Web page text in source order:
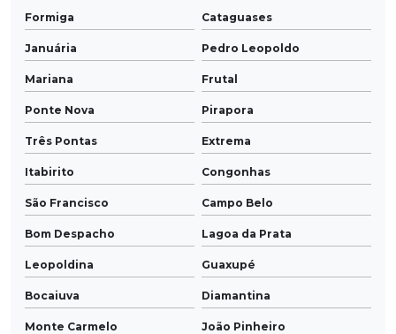
Formiga Cataguases
Januária Pedro Leopoldo
Mariana Frutal
Ponte Nova Pirapora
Três Pontas Extrema
Itabirito Congonhas
São Francisco Campo Belo
Bom Despacho Lagoa da Prata
Leopoldina Guaxupé
Bocaiuva Diamantina
Monte Carmelo João Pinheiro